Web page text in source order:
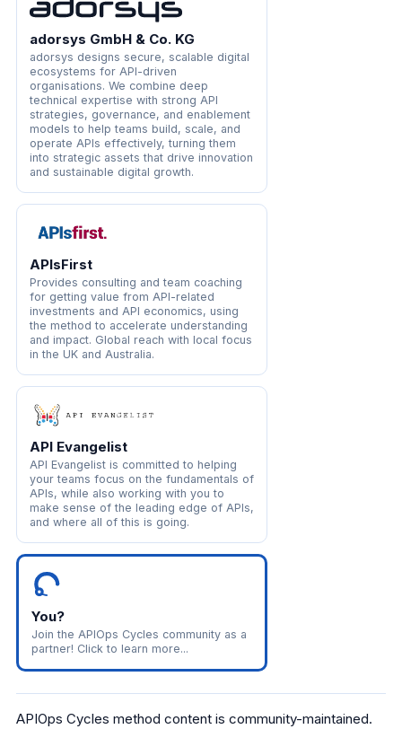
adorsys GmbH & Co. KG
adorsys designs secure, scalable digital
ecosystems for API-driven
organisations. We combine deep
technical expertise with strong API
strategies, governance, and enablement
models to help teams build, scale, and
operate APIs effectively, turning them
into strategic assets that drive innovation
and sustainable digital growth.
APIsFirst
Provides consulting and team coaching
for getting value from API-related
investments and API economics, using
the method to accelerate understanding
and impact. Global reach with local focus
in the UK and Australia.
API Evangelist
API Evangelist is committed to helping
your teams focus on the fundamentals of
APIs, while also working with you to
make sense of the leading edge of APIs,
and where all of this is going.
You?
Join the APIOps Cycles community as a
partner! Click to learn more...
APIOps Cycles method content is community-maintained.